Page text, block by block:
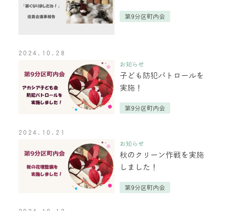
第9分区町内会
2024.10.28
お知らせ
子ども防犯パトロールを
実施！
第9分区町内会
2024.10.21
お知らせ
秋のクリーン作戦を実施
しました！
第9分区町内会